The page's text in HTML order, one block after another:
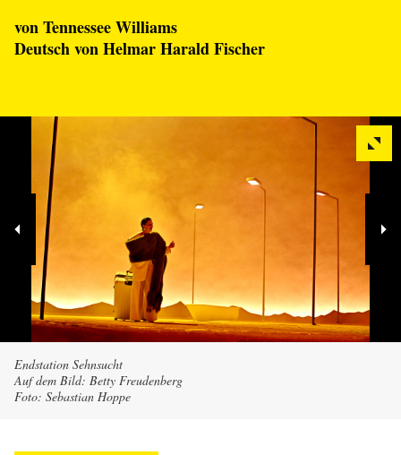
von Tennessee Williams
Deutsch von Helmar Harald Fischer
Endstation Sehnsucht
Auf dem Bild: Betty Freudenberg
Foto: Sebastian Hoppe